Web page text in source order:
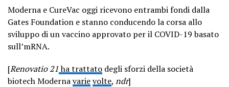
Moderna e CureVac oggi ricevono entrambi fondi dalla
Gates Foundation e stanno conducendo la corsa allo
sviluppo di un vaccino approvato per il COVID-19 basato
sull’mRNA.
[Renovatio 21ha trattato degli sforzi della società
biotech Modernavarievolte, ndr]